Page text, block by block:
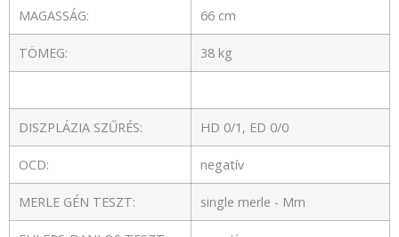
MAGASSÁG: 66 cm
TÖMEG: 38 kg
DISZPLÁZIA SZŰRÉS: HD 0/1, ED 0/0
OCD: negatív
MERLE GÉN TESZT: single merle - Mm